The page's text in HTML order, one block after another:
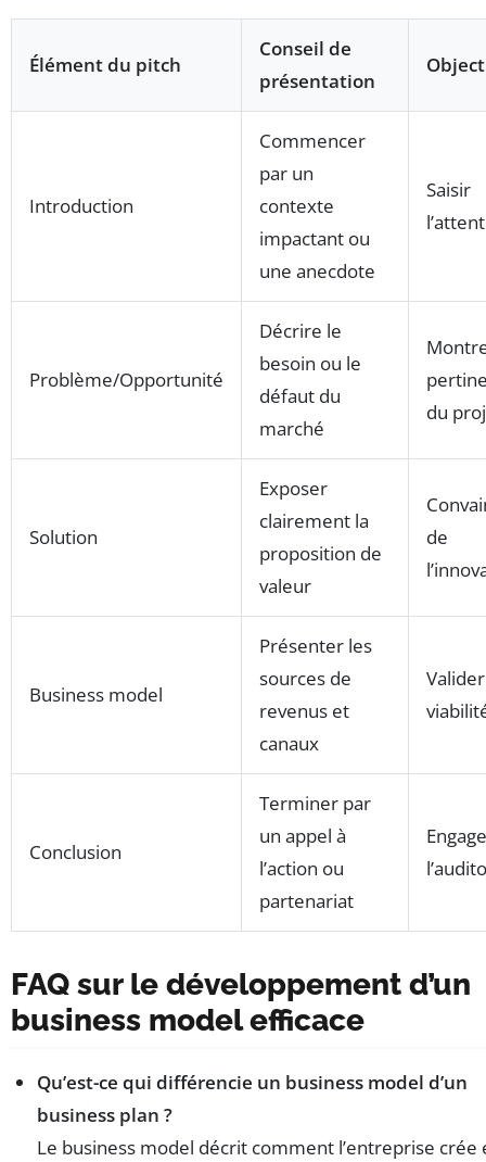
Élément du pitch
Conseil de
présentation
Introduction
Commencer
par un
contexte
impactant ou
une anecdote
Saisir
Problème/Opportunité
Décrire le
besoin ou le
défaut du
marché
du
Solution
Exposer
clairement la
proposition de
valeur
de
Business model
Présenter les
sources de
revenus et
canaux
Conclusion
Terminer par
un appel à
l’action ou
partenariat
FAQ sur le développement d’un
business model efficace
Qu’est-ce qui différencie un business model d’un
business plan ?
Le business model décrit comment l’entreprise crée